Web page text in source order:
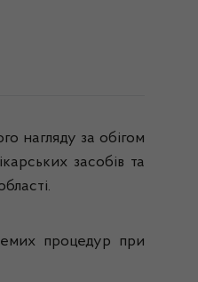
нагляду за обігом
засобів та
процедур при